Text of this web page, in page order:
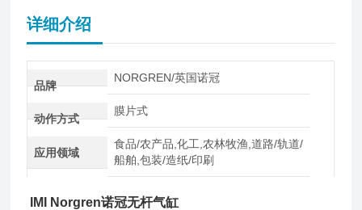
详细介绍
品牌
NORGREN/英国诺冠
动作方式
膜片式
应用领域
食品/农产品,化工,农林牧渔,道路/轨道/
船舶,包装/造纸/印刷
IMI Norgren诺冠无杆气缸